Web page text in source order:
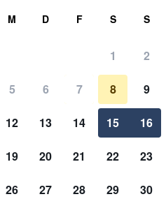
Preise anzeigen
Preise anzeigen
M D F S S
1 2
5 6 7 8 9
12 13 14 15 16
19 20 21 22 23
26 27 28 29 30